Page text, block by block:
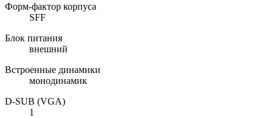
Форм-фактор корпуса
SFF
Блок питания
внешний
Встроенные динамики
монодинамик
D-SUB (VGA)
1